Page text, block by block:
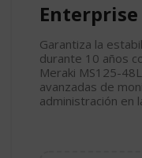
Enterprise
Garantiza la
durante 10 años
Meraki MS125-
avanzadas de
administración en